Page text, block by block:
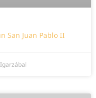
San Juan Pablo II